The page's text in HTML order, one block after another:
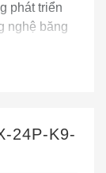
phát triển
nghệ băng
tính khả
hỗ trợ hiệu
sau đây.
24P-K9-